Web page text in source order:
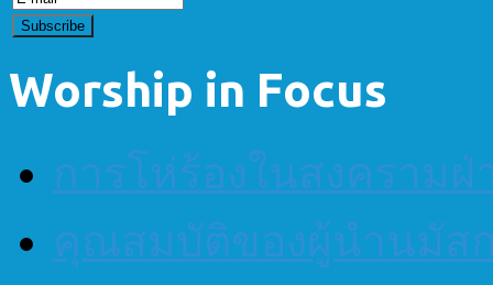
Worship in Focus
การโห่ร้องในสงคราม
คุณสมบัติของผู้นำนมัส